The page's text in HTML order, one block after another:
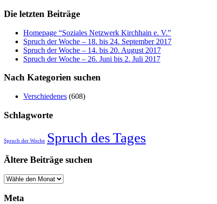
Die letzten Beiträge
Homepage “Soziales Netzwerk Kirchhain e. V.”
Spruch der Woche – 18. bis 24. September 2017
Spruch der Woche – 14. bis 20. August 2017
Spruch der Woche – 26. Juni bis 2. Juli 2017
Nach Kategorien suchen
Verschiedenes (608)
Schlagworte
Spruch der Woche Spruch des Tages
Ältere Beiträge suchen
Meta